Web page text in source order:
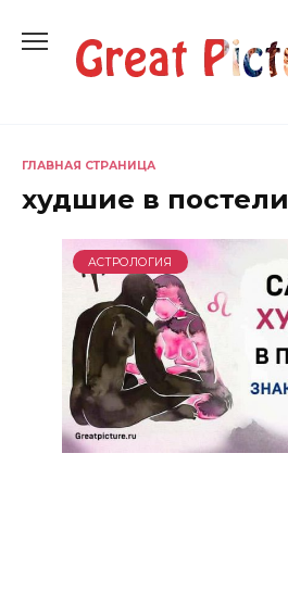
содержанию
ГЛАВНАЯ СТРАНИЦА
худшие в постели
АСТРОЛОГИЯ